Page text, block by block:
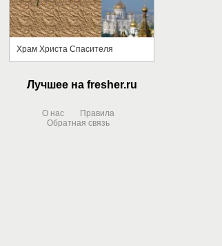
Храм Христа Спасителя
Лучшее на fresher.ru
О нас
Правила
Обратная связь